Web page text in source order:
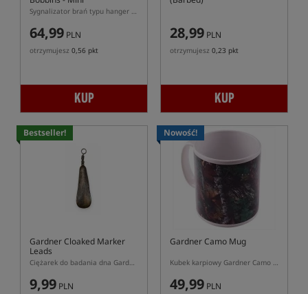
Sygnalizator brań typu hanger Gardner Bug Micro
64,99 PLN
otrzymujesz 0,56 pkt
KUP
28,99 PLN
otrzymujesz 0,23 pkt
KUP
Bestseller!
Gardner Cloaked Marker
Leads
Ciężarek do badania dna Gardner Cloaked z powłoką kamuflażową
9,99 PLN
Nowość!
Gardner Camo Mug
Kubek karpiowy Gardner Camo z motywem kamuflażu
49,99 PLN